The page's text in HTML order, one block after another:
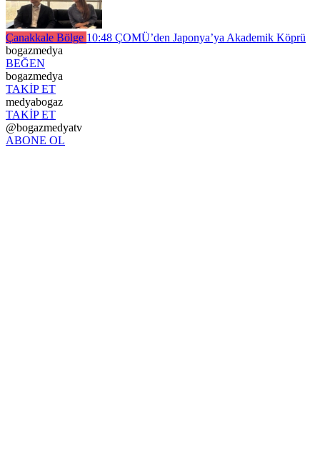
Çanakkale Bölge 10:48 ÇOMÜ’den Japonya’ya Akademik Köprü
bogazmedya
BEĞEN
bogazmedya
TAKİP ET
medyabogaz
TAKİP ET
@bogazmedyatv
ABONE OL